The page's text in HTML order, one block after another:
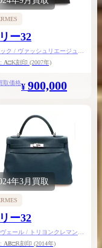
ー32
ク / ヴァッシュリエージュ /
ー金具
A□K刻印 (2007年)
取価格¥ 900,000
年3月買取
ー32
ェール / トリヨンクレマンス
バー金具
AB□R刻印 (2014年)